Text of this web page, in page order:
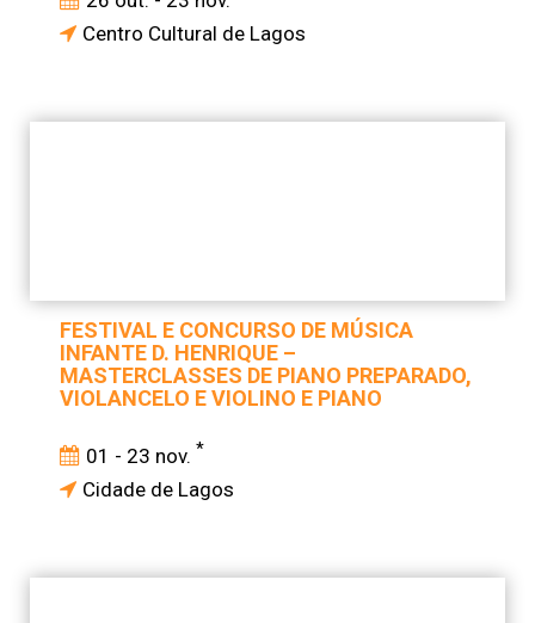
Centro Cultural de Lagos
FESTIVAL E CONCURSO DE MÚSICA
INFANTE D. HENRIQUE –
MASTERCLASSES DE PIANO PREPARADO,
VIOLANCELO E VIOLINO E PIANO
01 - 23 nov. *
Cidade de Lagos